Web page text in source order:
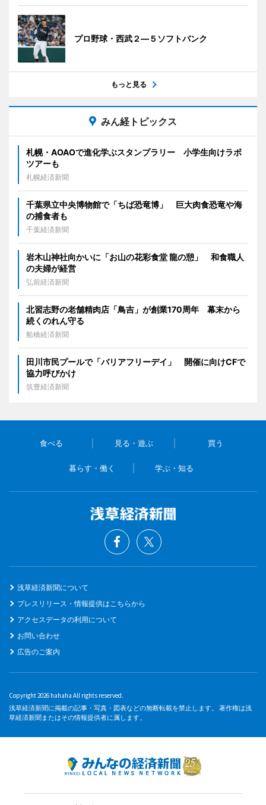
プロ野球・西武２―５ソフトバンク
もっと見る
みん経トピックス
札幌・AOAOで進化学ぶスタンプラリー 小学生向けラボ
ツアーも
札幌経済新聞
千葉県立中央博物館で「ちば恐竜博」 巨大肉食恐竜や海
の捕食者も
千葉経済新聞
岩木山神社向かいに「お山の花彩食堂 龍の憩」 和食職人
の夫婦が経営
弘前経済新聞
北習志野の老舗精肉店「鳥吉」が創業170周年 幕末から
続くのれん守る
船橋経済新聞
田川市民プールで「バリアフリーデイ」 開催に向けCFで
協力呼びかけ
筑豊経済新聞
食べる 見る・遊ぶ 買う
暮らす・働く 学ぶ・知る
浅草経済新聞について
プレスリリース・情報提供はこちらから
アクセスデータの利用について
お問い合わせ
広告のご案内
Copyright 2026 hahaha All rights reserved.
浅草経済新聞に掲載の記事・写真・図表などの無断転載を禁止します。 著作権は浅
草経済新聞またはその情報提供者に属します。